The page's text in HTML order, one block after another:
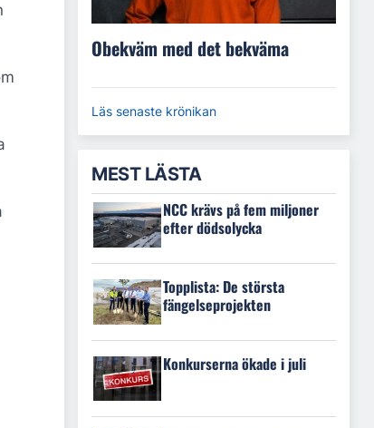
Obekväm med det bekväma
Läs senaste krönikan
MEST LÄSTA
NCC krävs på fem miljoner
efter dödsolycka
Topplista: De största
fängelseprojekten
Konkurserna ökade i juli